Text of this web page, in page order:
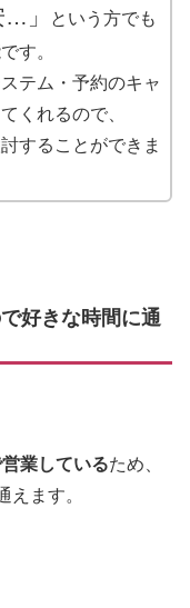
…」
という方でも
す。
テム・予約のキャ
くれるので、
することができま
好きな時間に通
業しているため、
えます。